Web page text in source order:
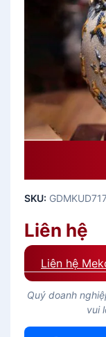
SKU:
Liên hệ
Liên hệ
Quý doanh
vui